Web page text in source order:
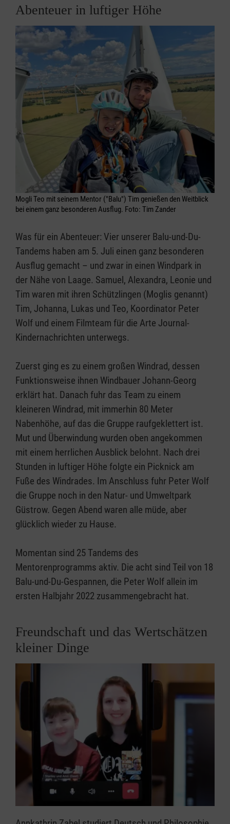
Abenteuer in luftiger Höhe
Mogli Teo mit seinem Mentor ("Balu") Tim genießen den Weitblick
bei einem ganz besonderen Ausflug. Foto: Tim Zander
Was für ein Abenteuer: Vier unserer Balu-und-Du-
Tandems haben am 5. Juli einen ganz besonderen
Ausflug gemacht – und zwar in einen Windpark in
der Nähe von Laage. Samuel, Alexandra, Leonie und
Tim waren mit ihren Schützlingen (Moglis genannt)
Tim, Johanna, Lukas und Teo, Koordinator Peter
Wolf und einem Filmteam für die Arte Journal-
Kindernachrichten unterwegs.
Zuerst ging es zu einem großen Windrad, dessen
Funktionsweise ihnen Windbauer Johann-Georg
erklärt hat. Danach fuhr das Team zu einem
kleineren Windrad, mit immerhin 80 Meter
Nabenhöhe, auf das die Gruppe raufgeklettert ist.
Mut und Überwindung wurden oben angekommen
mit einem herrlichen Ausblick belohnt. Nach drei
Stunden in luftiger Höhe folgte ein Picknick am
Fuße des Windrades. Im Anschluss fuhr Peter Wolf
die Gruppe noch in den Natur- und Umweltpark
Güstrow. Gegen Abend waren alle müde, aber
glücklich wieder zu Hause.
Momentan sind 25 Tandems des
Mentorenprogramms aktiv. Die acht sind Teil von 18
Balu-und-Du-Gespannen, die Peter Wolf allein im
ersten Halbjahr 2022 zusammengebracht hat.
Freundschaft und das Wertschätzen
kleiner Dinge